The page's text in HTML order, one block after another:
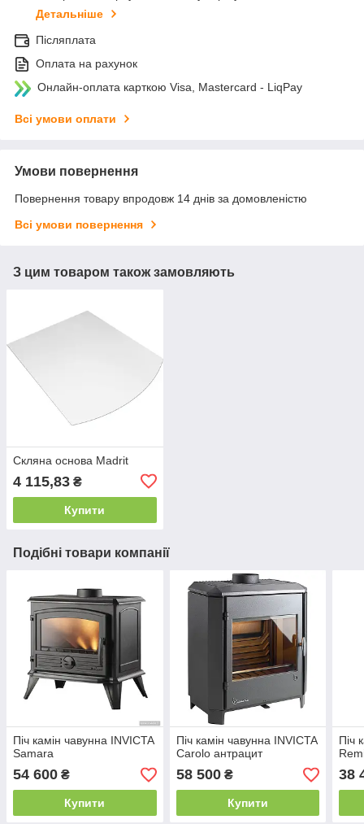
Детальніше
Післяплата
Оплата на рахунок
Онлайн-оплата карткою Visa, Mastercard - LiqPay
Всі умови оплати
Умови повернення
Повернення товару впродовж 14 днів за домовленістю
Всі умови повернення
З цим товаром також замовляють
Скляна основа Madrit
4 115,83 ₴
Купити
Подібні товари компанії
Піч камін чавунна INVICTA
Samara
54 600 ₴
Купити
Піч камін чавунна INVICTA
Carolo антрацит
58 500₴
Купити
Піч
38